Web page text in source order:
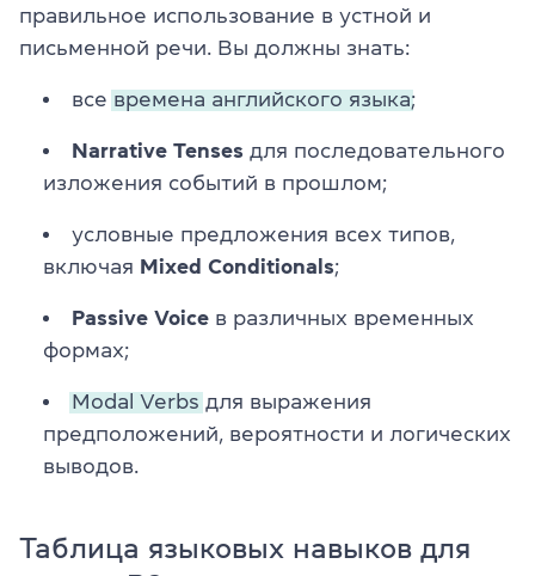
правильное использование в устной и
письменной речи. Вы должны знать:
все времена английского языка;
Narrative Tenses для последовательного
изложения событий в прошлом;
условные предложения всех типов,
включая Mixed Conditionals;
Passive Voice в различных временных
формах;
Modal Verbs для выражения
предположений, вероятности и логических
выводов.
Таблица языковых навыков для